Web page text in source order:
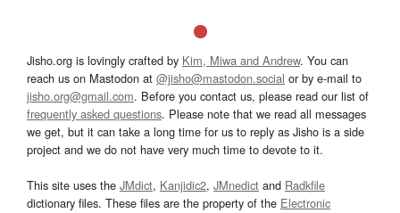
Jisho.org is lovingly crafted by Kim, Miwa and Andrew. You can
reach us on Mastodon at @jisho@mastodon.social or by e-mail to
jisho.org@gmail.com. Before you contact us, please read our list of
frequently asked questions. Please note that we read all messages
we get, but it can take a long time for us to reply as Jisho is a side
project and we do not have very much time to devote to it.
This site uses the JMdict, Kanjidic2, JMnedict and Radkfile
dictionary files. These files are the property of the Electronic